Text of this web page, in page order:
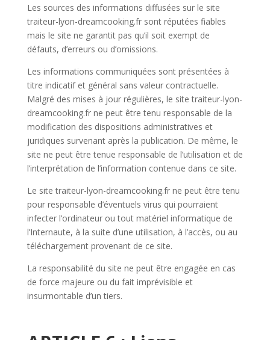
Les sources des informations diffusées sur le site
traiteur-lyon-dreamcooking.fr sont réputées fiables
mais le site ne garantit pas qu’il soit exempt de
défauts, d’erreurs ou d’omissions.
Les informations communiquées sont présentées à
titre indicatif et général sans valeur contractuelle.
Malgré des mises à jour régulières, le site traiteur-lyon-
dreamcooking.fr ne peut être tenu responsable de la
modification des dispositions administratives et
juridiques survenant après la publication. De même, le
site ne peut être tenue responsable de l’utilisation et de
l’interprétation de l’information contenue dans ce site.
Le site traiteur-lyon-dreamcooking.fr ne peut être tenu
pour responsable d’éventuels virus qui pourraient
infecter l’ordinateur ou tout matériel informatique de
l’Internaute, à la suite d’une utilisation, à l’accès, ou au
téléchargement provenant de ce site.
La responsabilité du site ne peut être engagée en cas
de force majeure ou du fait imprévisible et
insurmontable d’un tiers.